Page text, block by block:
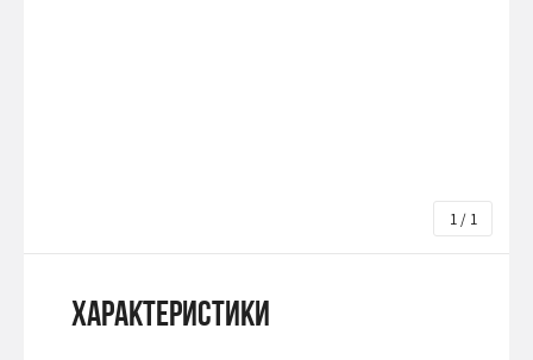
1 / 1
Характеристики